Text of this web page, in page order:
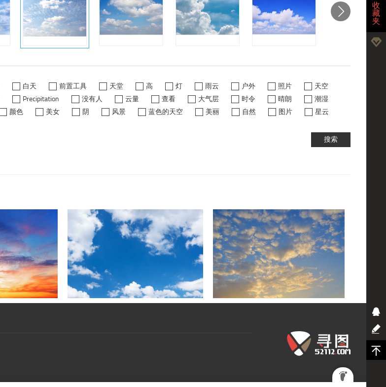
白天 前置工具 天堂 高 灯 雨云 户外 照片
天空
Precipitation 没有人 云量 查看 大气层 时令 晴朗
潮湿
颜色 美女 阴 风景 蓝色的天空 美丽 自然 图片
星云
搜索
收
藏
夹